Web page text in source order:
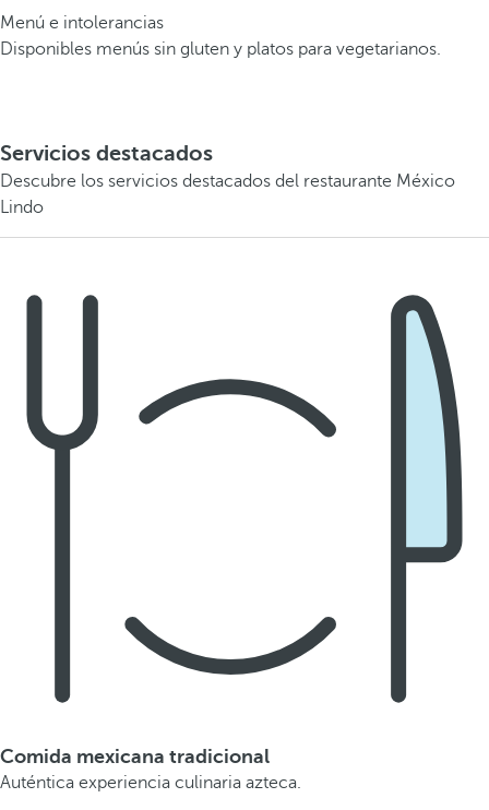
Menú e intolerancias
Disponibles menús sin gluten y platos para vegetarianos.
Servicios destacados
Descubre los servicios destacados del restaurante México
Lindo
Comida mexicana tradicional
Auténtica experiencia culinaria azteca.